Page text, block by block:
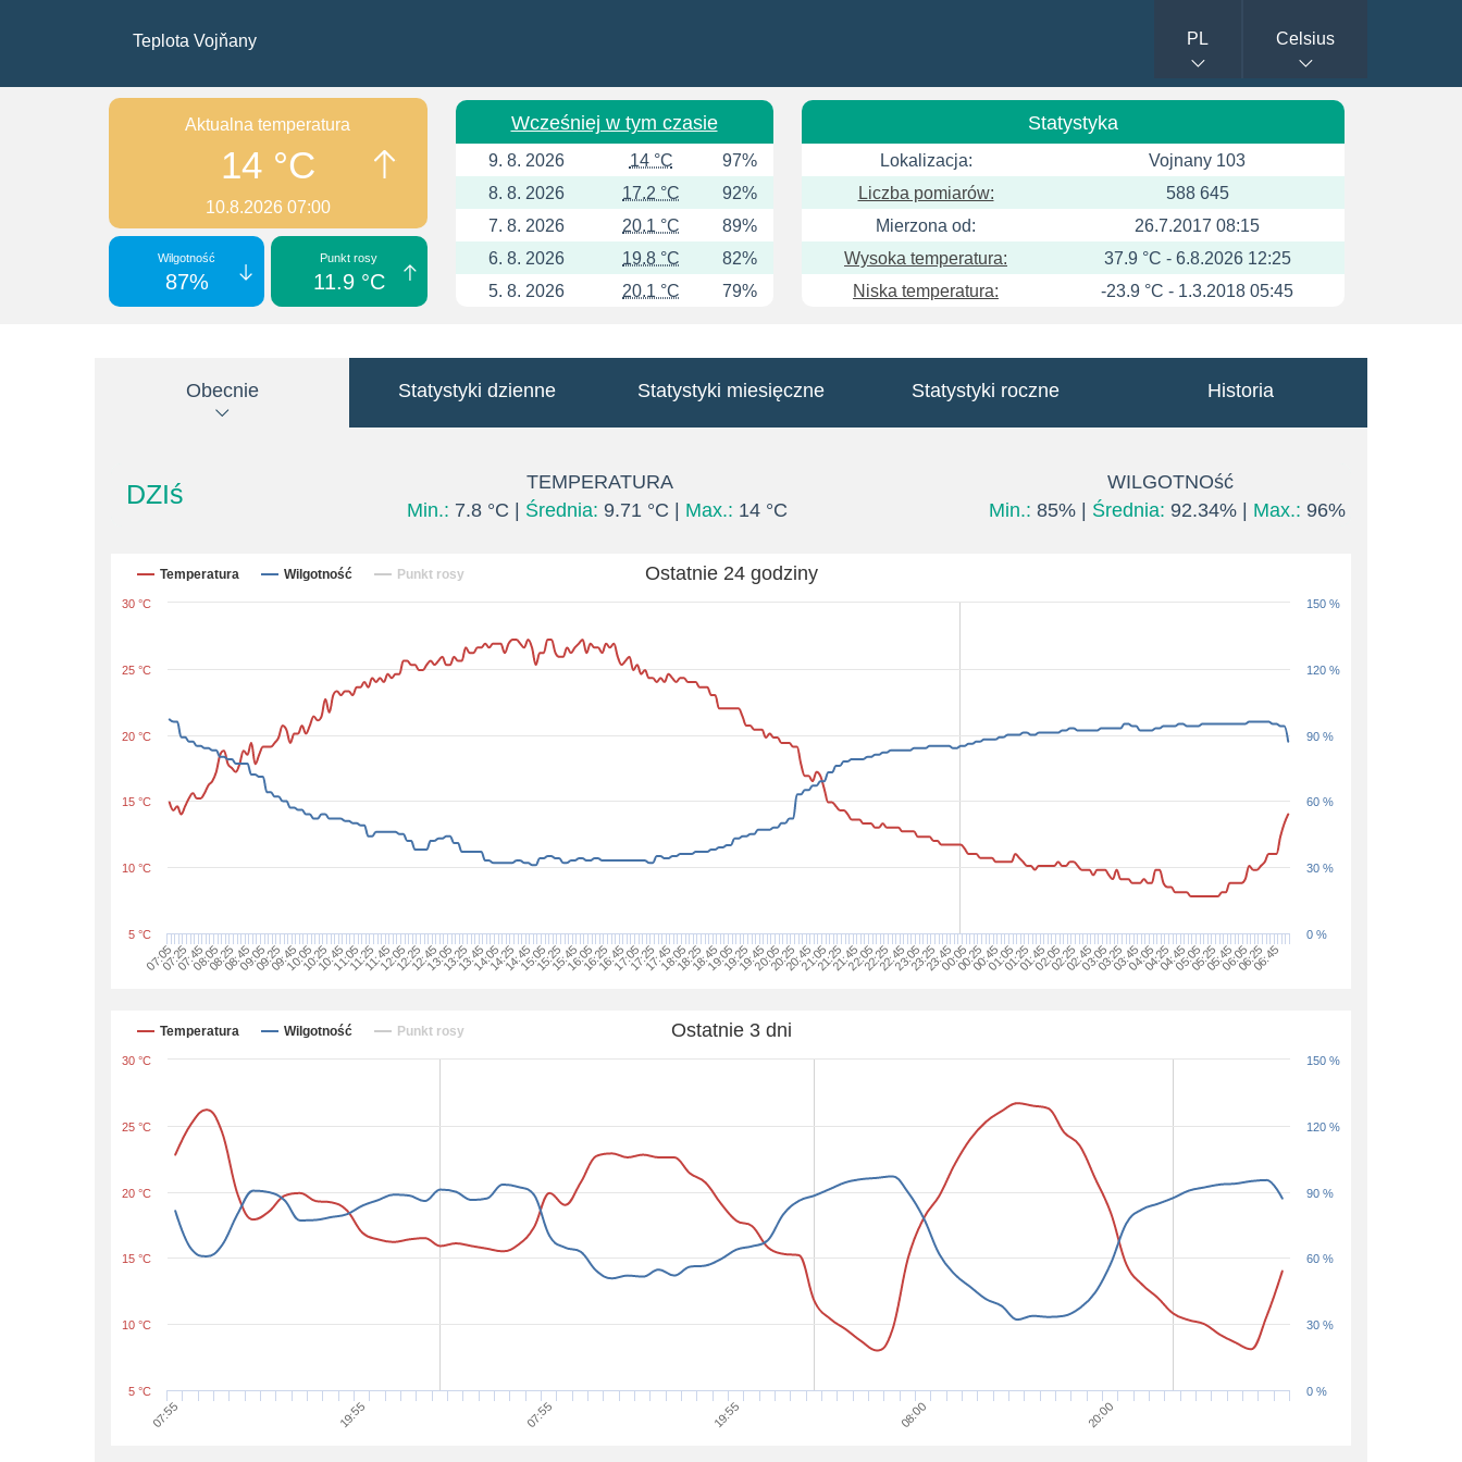
Teplota Vojňany PL Celsius
Aktualna temperatura
14 °C
10.8.2026 07:00
Wilgotność
87%
Punkt rosy
11.9 °C
Wcześniej w tym czasie
9. 8. 2026 14 °C
97%
8. 8. 2026
17.2 °C
92%
7. 8. 2026
20.1 °C
89%
6. 8. 2026
19.8 °C
82%
5. 8. 2026
20.1 °C 79%
Statystyka
Lokalizacja:
Vojnany 103
Liczba pomiarów:
588 645
Mierzona od:
26.7.2017 08:15
Wysoka temperatura:
37.9 °C - 6.8.2026 12:25
Niska temperatura:
-23.9 °C - 1.3.2018 05:45
Obecnie Statystyki dzienne Statystyki miesięczne Statystyki roczne Historia
DZIś
TEMPERATURA
Min.: 7.8 °C | Średnia: 9.71 °C | Max.: 14 °C
WILGOTNOść
Min.: 85% | Średnia: 92.34% | Max.: 96%
Ostatnie 24 godziny
Temperatura Wilgotność Punkt rosy
07:0507:2507:4508:0508:2508:4509:0509:2509:4510:0510:2510:4511:0511:2511:4512:0512:2512:4513:0513:2513:4514:0514:2514:4515:0515:2515:4516:0516:2516:4517:0517:2517:4518:0518:2518:4519:0519:2519:4520:0520:2520:4521:0521:2521:4522:0522:2522:4523:0523:2523:4500:0500:2500:4501:0501:2501:4502:0502:2502:4503:0503:2503:4504:0504:2504:4505:0505:2505:4506:0506:2506:45
5 °C
10 °C
15 °C
20 °C
25 °C
30 °C
0 %
30 %
60 %
90 %
120 %
150 %
Ostatnie 3 dni
Temperatura Wilgotność Punkt rosy
07:55 19:55 07:55 19:55 08:00 20:00
5 °C
10 °C
15 °C
20 °C
25 °C
30 °C
0 %
30 %
60 %
90 %
120 %
150 %